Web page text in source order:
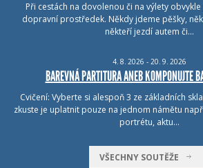
Při cestách na dovolenou či na výlety
dopravní prostředek. Někdy jdeme pěšky,
někteří jezdí autem či…
4. 8. 2026 - 20. 9. 2026
BAREVNÁ PARTITURA ANEB KOMPONUJTE
Cvičení: Vyberte si alespoň 3 ze základních
zkuste je uplatnit pouze na jednom námětu
portrétu, aktu…
VŠECHNY SOUTĚŽE